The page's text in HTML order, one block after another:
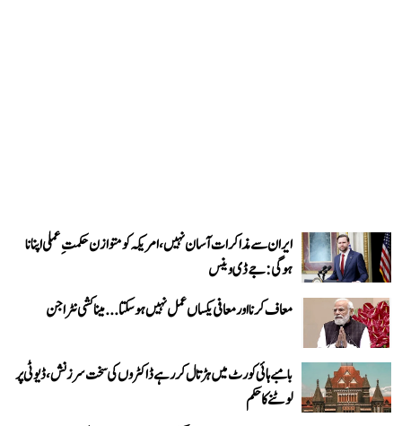
ایران سے مذاکرات آسان نہیں، امریکہ کو متوازن حکمتِ عملی اپنانا
ہوگی: جے ڈی وینس
معاف کرنا اور معافی یکساں عمل نہیں ہو سکتا... میناکشی نٹراجن
بامبے ہائی کورٹ میں ہڑتال کر رہے ڈاکٹروں کی سخت سرزنش، ڈیوٹی پر
لوٹنے کا حکم